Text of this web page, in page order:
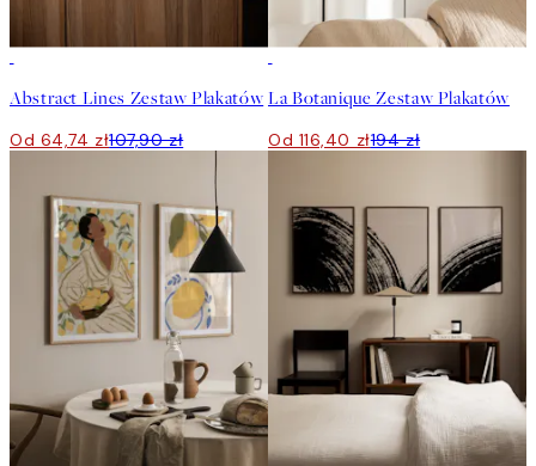
Abstract Lines Zestaw Plakatów
Od 64,74 zł107,90 zł
La Botanique Zestaw Plakatów
Od 116,40 zł194 zł